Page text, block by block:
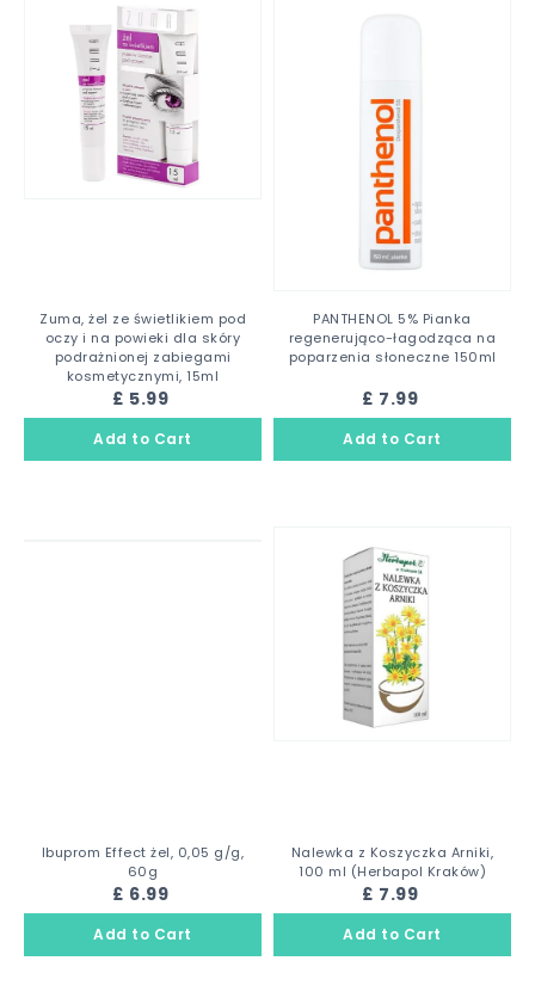
Zuma, żel ze świetlikiem pod
oczy i na powieki dla skóry
podrażnionej zabiegami
kosmetycznymi, 15ml
£ 5.99
PANTHENOL 5% Pianka
regenerująco-łagodząca na
poparzenia słoneczne 150ml
£ 7.99
Ibuprom Effect żel, 0,05 g/g,
60g
£ 6.99
Nalewka z Koszyczka Arniki,
100 ml (Herbapol Kraków)
£ 7.99